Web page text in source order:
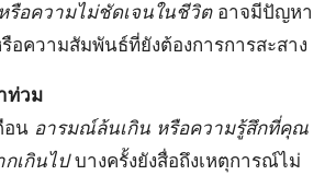
รือความไม่ชัดเจนในชีวิตอาจมีปัญหา
อความสัมพันธ์ที่ยังต้องการการสะสาง
ท่วม
อน อารมณ์ล้นเกิน หรือความรู้สึกที่คุณ
เกินไปบางครั้งยังสื่อถึงเหตุการณ์ไม่